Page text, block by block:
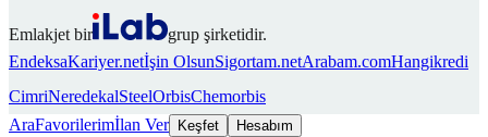
Emlakjet bir
grup şirketidir.
EndeksaKariyer.netİşin OlsunSigortam.netArabam.comHangikredi
CimriNeredekalSteelOrbisChemorbis
AraFavorilerimİlan Ver Keşfet Hesabım